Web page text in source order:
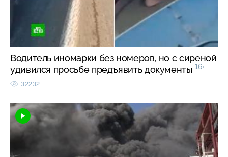
Водитель иномарки без номеров, но с сиреной
удивился просьбе предъявить документы 16+
32232